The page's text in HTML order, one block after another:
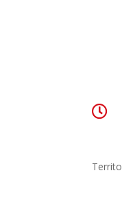
